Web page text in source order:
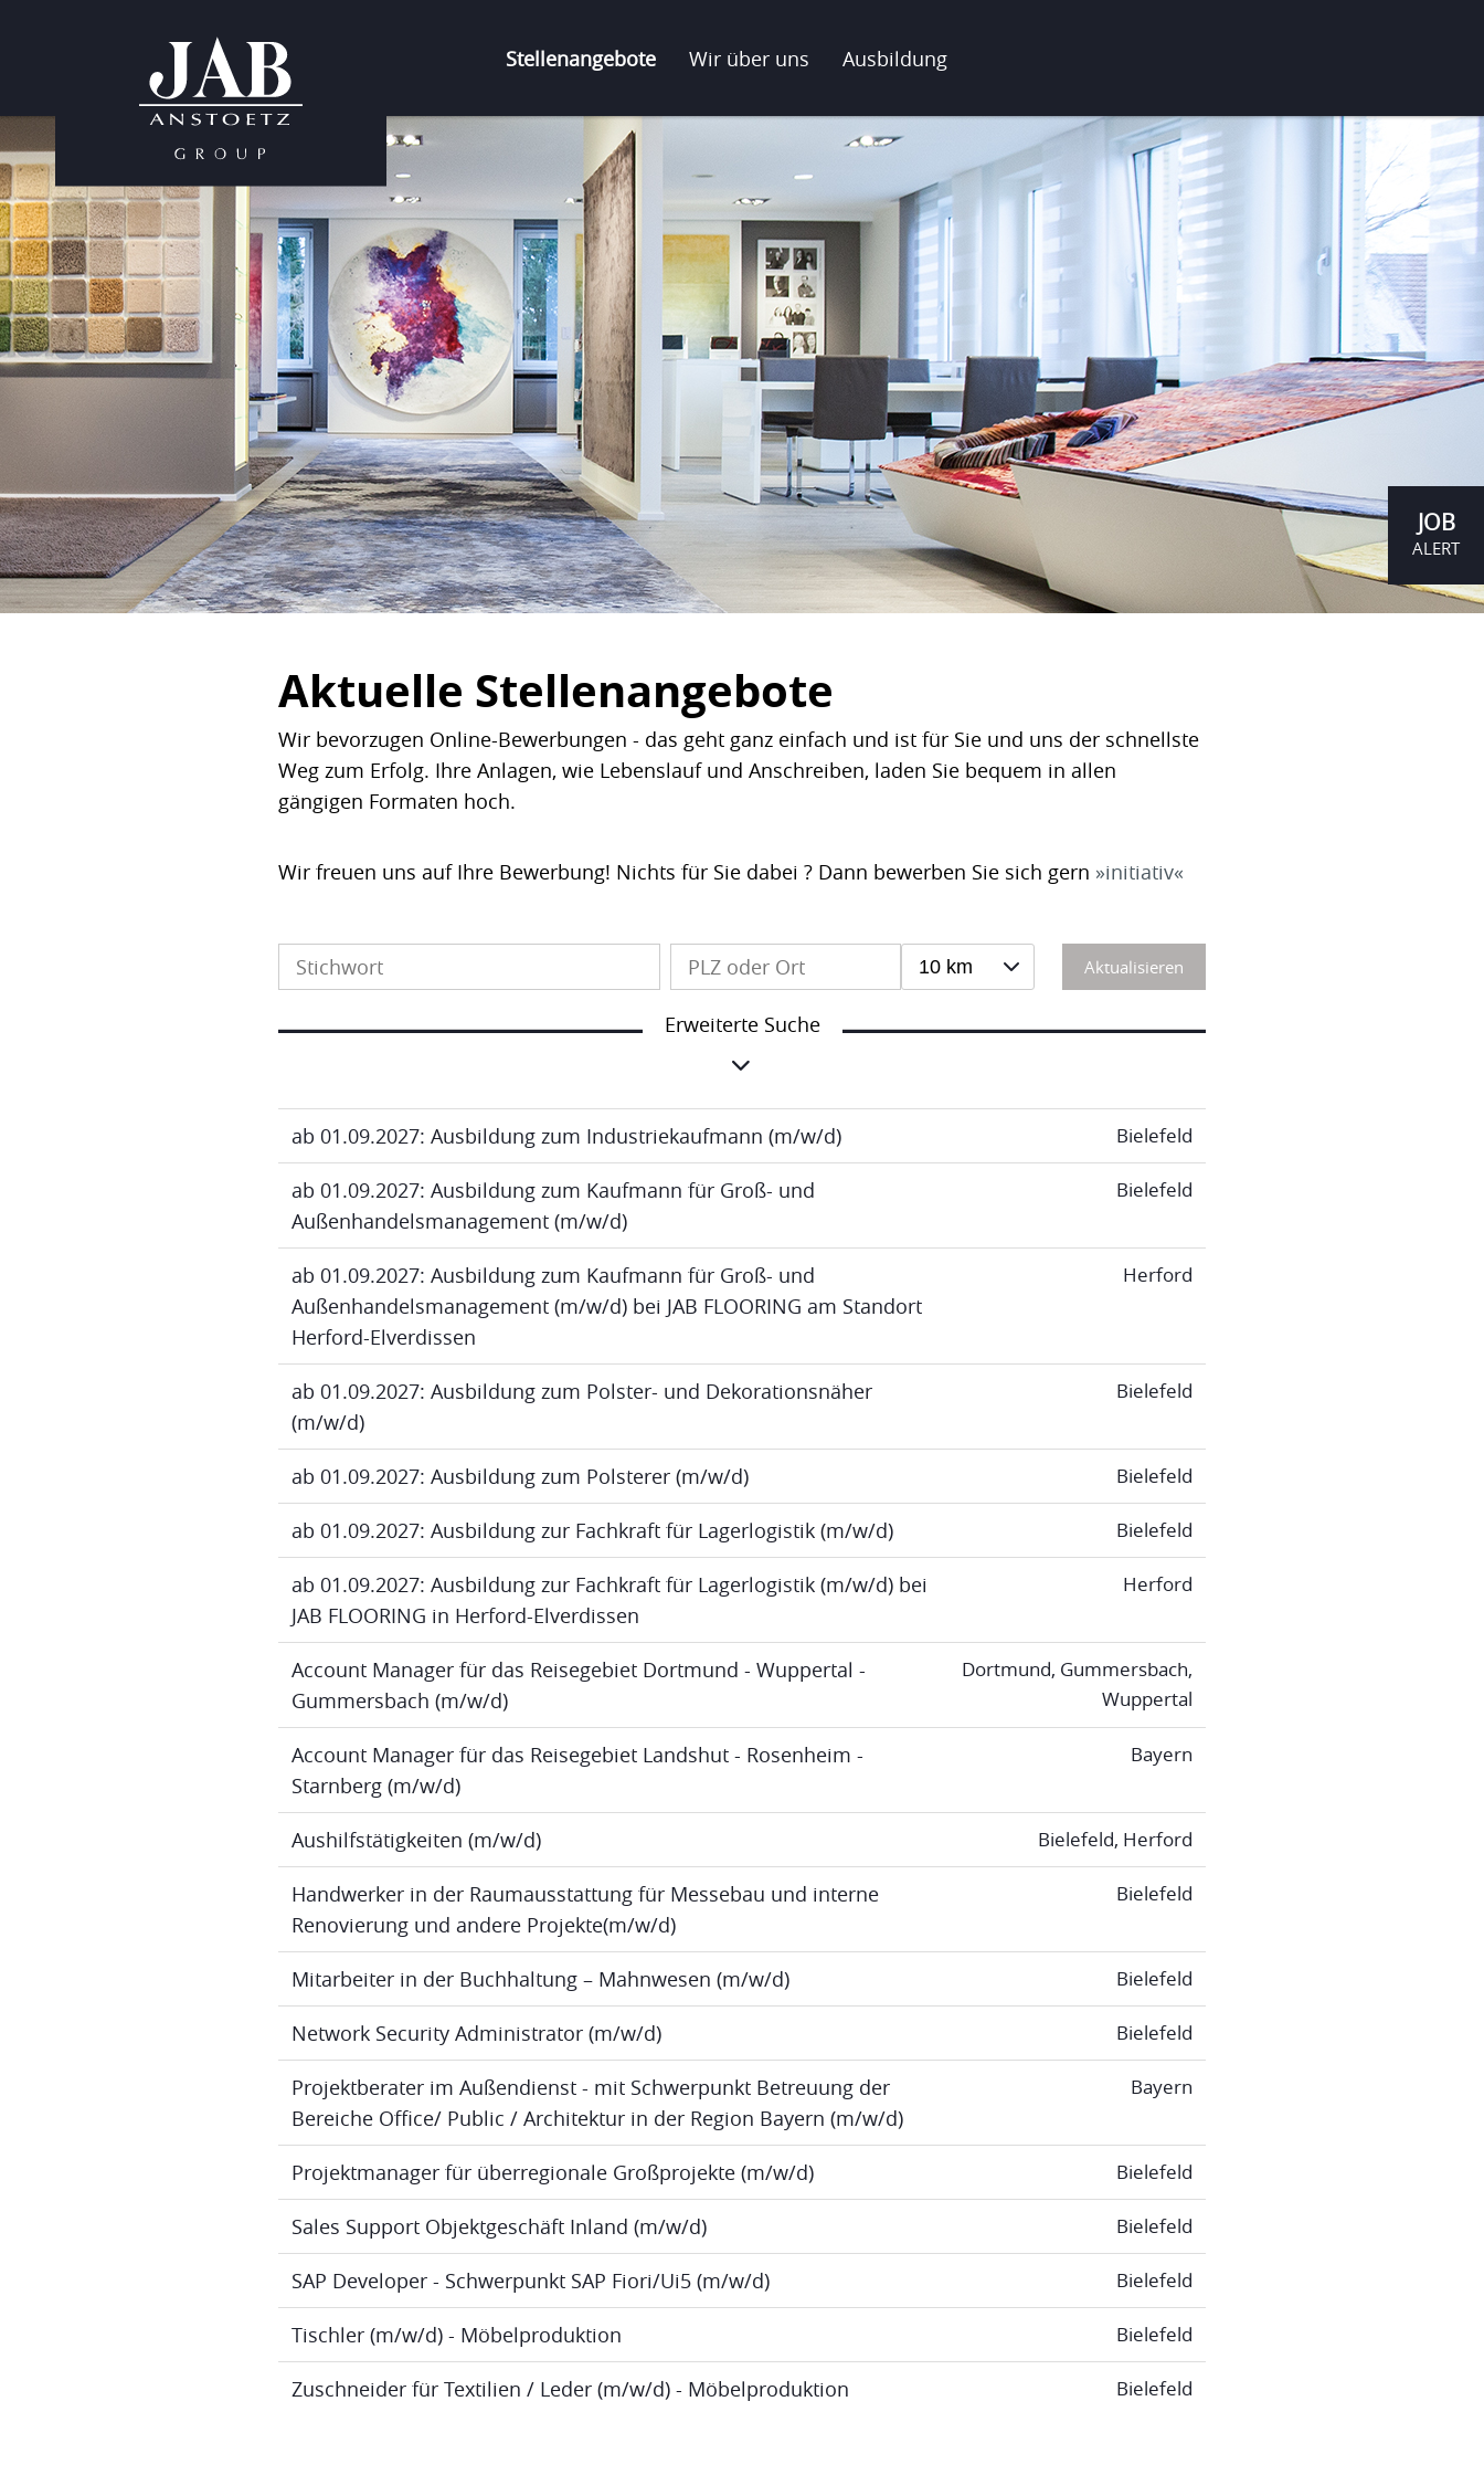
Stellenangebote Wir über uns Ausbildung
Aktuelle Stellenangebote
Wir bevorzugen Online-Bewerbungen - das geht ganz einfach und ist für Sie und uns der schnellste
Weg zum Erfolg. Ihre Anlagen, wie Lebenslauf und Anschreiben, laden Sie bequem in allen
gängigen Formaten hoch.
Wir freuen uns auf Ihre Bewerbung! Nichts für Sie dabei ? Dann bewerben Sie sich gern initiativ
10 km Aktualisieren
Erweiterte Suche
ab 01.09.2027: Ausbildung zum Industriekaufmann (m/w/d) Bielefeld
ab 01.09.2027: Ausbildung zum Kaufmann für Groß- und
Außenhandelsmanagement (m/w/d)
Bielefeld
ab 01.09.2027: Ausbildung zum Kaufmann für Groß- und
Außenhandelsmanagement (m/w/d) bei JAB FLOORING am Standort
Herford-Elverdissen
Herford
ab 01.09.2027: Ausbildung zum Polster- und Dekorationsnäher
(m/w/d)
Bielefeld
ab 01.09.2027: Ausbildung zum Polsterer (m/w/d) Bielefeld
ab 01.09.2027: Ausbildung zur Fachkraft für Lagerlogistik (m/w/d) Bielefeld
ab 01.09.2027: Ausbildung zur Fachkraft für Lagerlogistik (m/w/d) bei
JAB FLOORING in Herford-Elverdissen
Herford
Account Manager für das Reisegebiet Dortmund - Wuppertal -
Gummersbach (m/w/d)
Dortmund, Gummersbach,
Wuppertal
Account Manager für das Reisegebiet Landshut - Rosenheim -
Starnberg (m/w/d)
Bayern
Aushilfstätigkeiten (m/w/d) Bielefeld, Herford
Handwerker in der Raumausstattung für Messebau und interne
Renovierung und andere Projekte(m/w/d)
Bielefeld
Mitarbeiter in der Buchhaltung – Mahnwesen (m/w/d) Bielefeld
Network Security Administrator (m/w/d) Bielefeld
Projektberater im Außendienst - mit Schwerpunkt Betreuung der
Bereiche Office/ Public / Architektur in der Region Bayern (m/w/d)
Bayern
Projektmanager für überregionale Großprojekte (m/w/d) Bielefeld
Sales Support Objektgeschäft Inland (m/w/d) Bielefeld
SAP Developer - Schwerpunkt SAP Fiori/Ui5 (m/w/d) Bielefeld
Tischler (m/w/d) - Möbelproduktion Bielefeld
Zuschneider für Textilien / Leder (m/w/d) - Möbelproduktion Bielefeld
JOB
ALERT